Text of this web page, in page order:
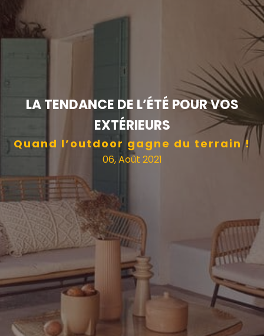
LA TENDANCE DE L’ÉTÉ POUR VOS
EXTÉRIEURS
Quand l’outdoor gagne du terrain !
06, Août 2021